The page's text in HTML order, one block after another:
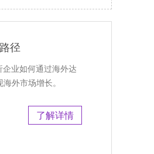
径
业如何通过海外达
外市场增长。
了解详情